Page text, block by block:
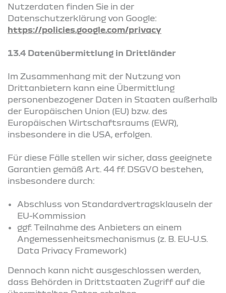
Nutzerdaten finden Sie in der
Datenschutzerklärung von Google:
https://policies.google.com/privacy
13.4 Datenübermittlung in Drittländer
Im Zusammenhang mit der Nutzung von
Drittanbietern kann eine Übermittlung
personenbezogener Daten in Staaten außerhalb
der Europäischen Union (EU) bzw. des
Europäischen Wirtschaftsraums (EWR),
insbesondere in die USA, erfolgen.
Für diese Fälle stellen wir sicher, dass geeignete
Garantien gemäß Art. 44 ff. DSGVO bestehen,
insbesondere durch:
Abschluss von Standardvertragsklauseln der
EU-Kommission
ggf. Teilnahme des Anbieters an einem
Angemessenheitsmechanismus (z. B. EU-U.S.
Data Privacy Framework)
Dennoch kann nicht ausgeschlossen werden,
dass Behörden in Drittstaaten Zugriff auf die